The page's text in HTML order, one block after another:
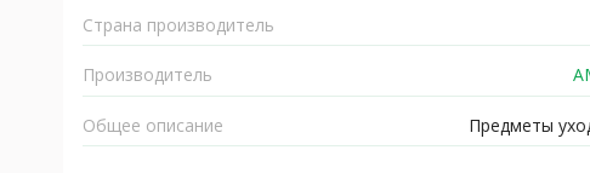
Страна производитель
Производитель
Общее описание Предметы